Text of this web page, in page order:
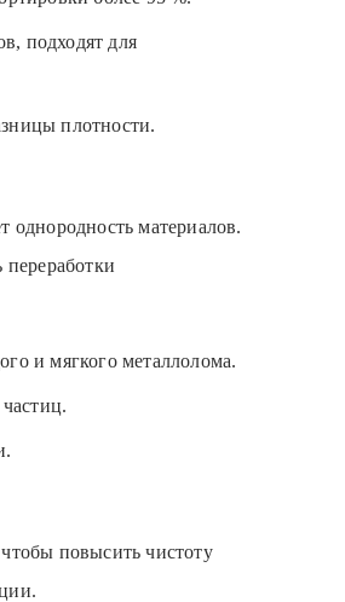
подходят для
плотности.
однородность материалов.
переработки
и мягкого металлолома.
повысить чистоту